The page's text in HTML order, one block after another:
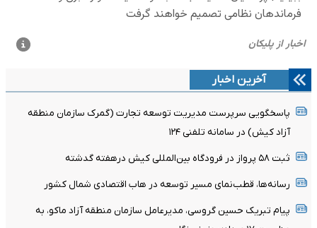
آخرین اخبار
پاسخگویی سرپرست مدیریت توسعه تجارت (گمرک سازمان منطقه
آزاد کیش) در سامانه تلفنی ۱۲۴
ثبت ۵۸ پرواز در فرودگاه بین‌المللی کیش درهفته گدشته
رسانه‌ها، قطب‌نمای مسیر توسعه در هاب اقتصادی شمال کشور
پیام تبریک حسین گروسی، مدیرعامل سازمان منطقه آزاد ماکو، به